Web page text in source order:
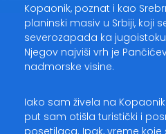
Kopaonik, poznat i kao
planinski masiv u Srbiji, koji
severozapada ka
Njegov najviši vrh je
nadmorske visine.
Iako sam živela na
put sam otišla turistički i
posetilaca. Ipak, vreme